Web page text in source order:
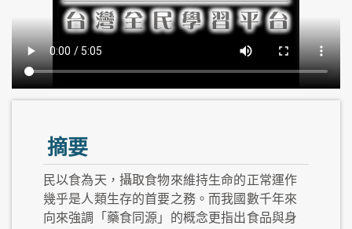
摘要
民以食為天，攝取食物來維持生命的正常運作
幾乎是人類生存的首要之務。而我國數千年來
向來強調「藥食同源」的概念更指出食品與身